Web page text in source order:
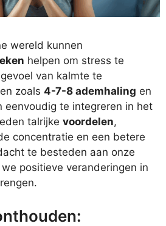
wereld kunnen
helpen om stress te
van kalmte te
zoals 4-7-8 ademhaling en
eenvoudig te integreren in het
talrijke voordelen,
concentratie en een betere
te besteden aan onze
positieve veranderingen in